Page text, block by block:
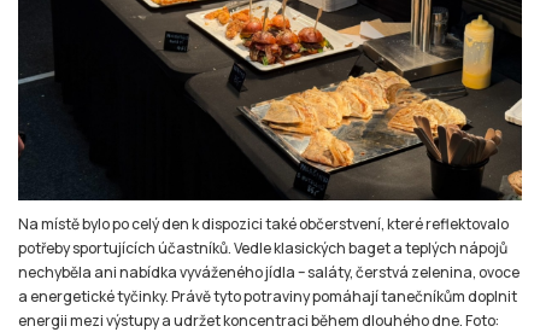
Na místě bylo po celý den k dispozici také občerstvení, které reflektovalo
potřeby sportujících účastníků. Vedle klasických baget a teplých nápojů
nechyběla ani nabídka vyváženého jídla – saláty, čerstvá zelenina, ovoce
a energetické tyčinky. Právě tyto potraviny pomáhají tanečníkům doplnit
energii mezi výstupy a udržet koncentraci během dlouhého dne. Foto: